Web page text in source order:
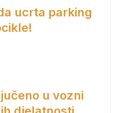
ucrta parking
u vozni